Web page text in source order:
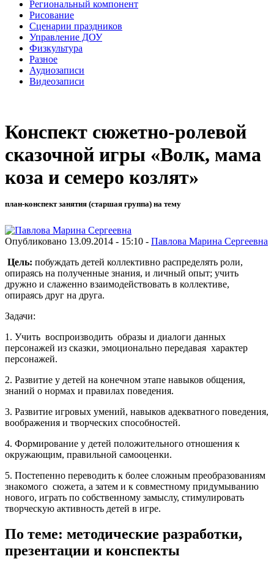
Региональный компонент
Рисование
Сценарии праздников
Управление ДОУ
Физкультура
Разное
Аудиозаписи
Видеозаписи
Конспект сюжетно-ролевой
сказочной игры «Волк, мама
коза и семеро козлят»
план-конспект занятия (старшая группа) на тему
Опубликовано 13.09.2014 - 15:10 - Павлова Марина Сергеевна
Цель: побуждать детей коллективно распределять роли,
опираясь на полученные знания, и личный опыт; учить
дружно и слаженно взаимодействовать в коллективе,
опираясь друг на друга.
Задачи:
1. Учить воспроизводить образы и диалоги данных
персонажей из сказки, эмоционально передавая характер
персонажей.
2. Развитие у детей на конечном этапе навыков общения,
знаний о нормах и правилах поведения.
3. Развитие игровых умений, навыков адекватного поведения,
воображения и творческих способностей.
4. Формирование у детей положительного отношения к
окружающим, правильной самооценки.
5. Постепенно переводить к более сложным преобразованиям
знакомого сюжета, а затем и к совместному придумыванию
нового, играть по собственному замыслу, стимулировать
творческую активность детей в игре.
По теме: методические разработки,
презентации и конспекты